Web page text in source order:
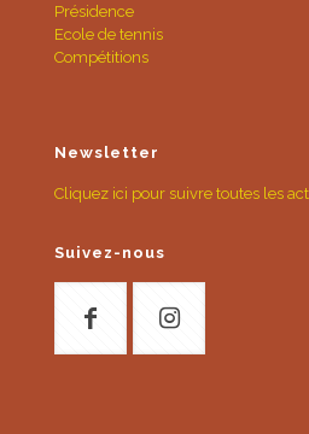
Présidence
Ecole de tennis
Compétitions
Newsletter
Cliquez ici pour suivre toutes les
Suivez-nous